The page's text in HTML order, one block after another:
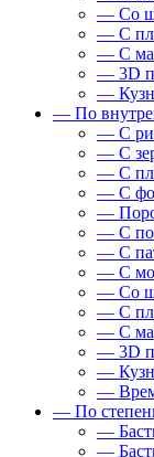
— Со
— С
— С
— 3D
—
— По
— С
— С
— С
— С
—
— С
— С
— С
— Со
— С
— С
— 3D
—
—
— По
—
—